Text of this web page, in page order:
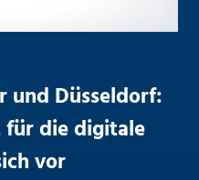
und Düsseldorf:
für die digitale
vor